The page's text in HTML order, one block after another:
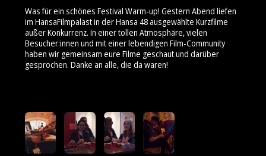
Was für ein schönes Festival Warm-up! Gestern Abend liefen
im HansaFilmpalast in der Hansa 48 ausgewählte Kurzfilme
außer Konkurrenz. In einer tollen Atmosphäre, vielen
Besucher:innen und mit einer lebendigen Film-Community
haben wir gemeinsam eure Filme geschaut und darüber
gesprochen. Danke an alle, die da waren!